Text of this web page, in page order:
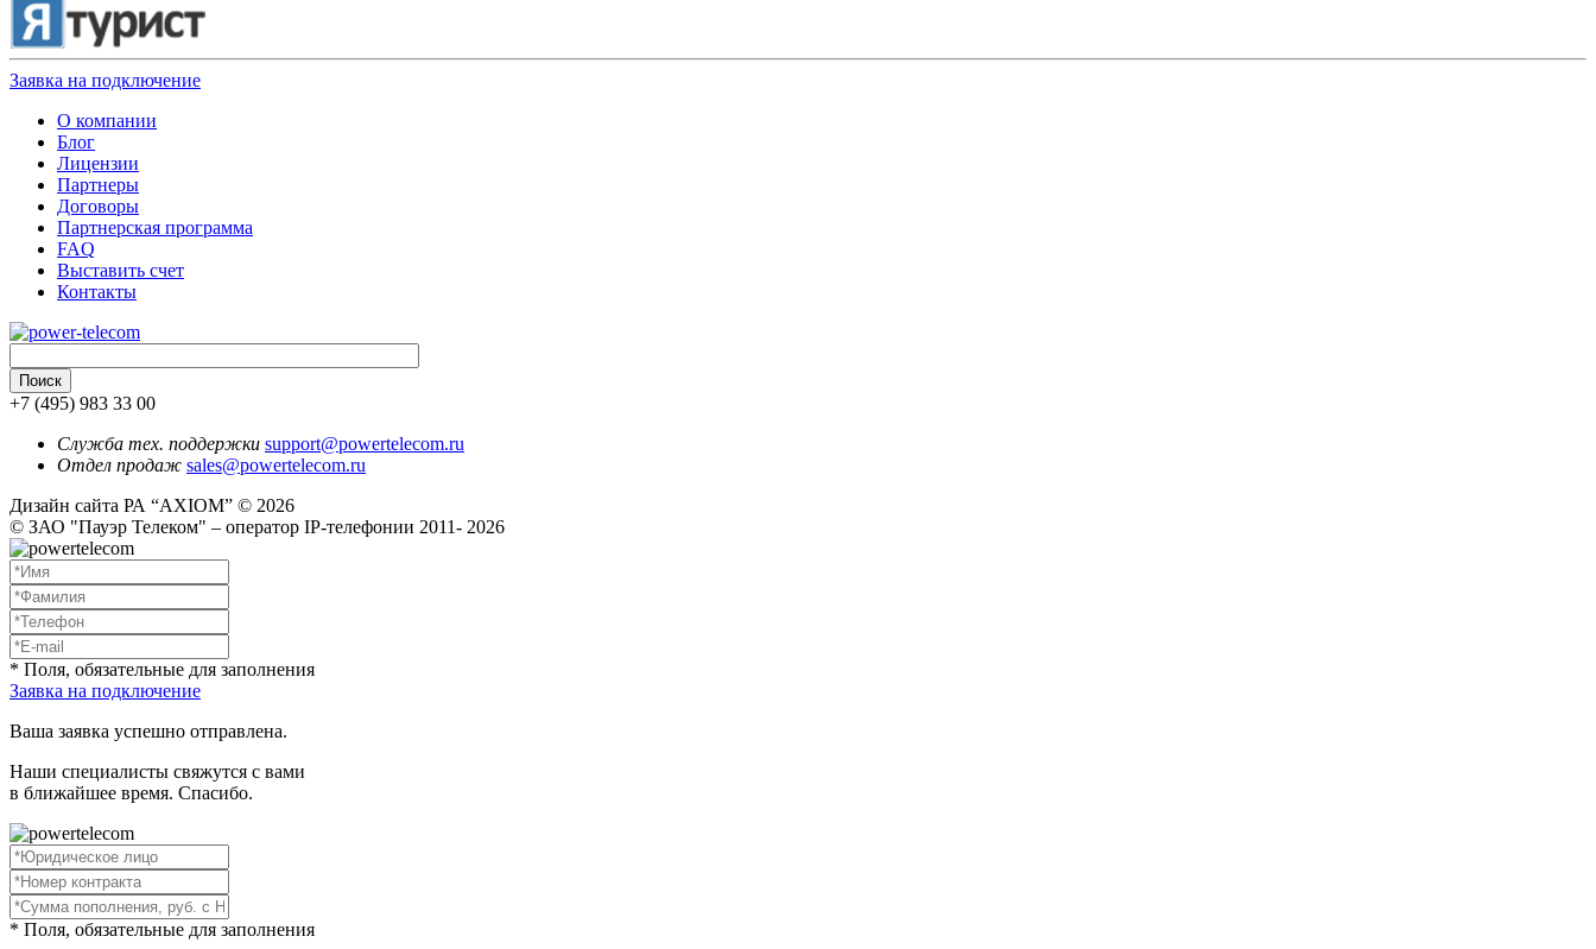
Заявка на подключение
О компании
Блог
Лицензии
Партнеры
Договоры
Партнерская программа
FAQ
Выставить счет
Контакты
+7 (495) 983 33 00
Служба тех. поддержки support@powertelecom.ru
Отдел продаж sales@powertelecom.ru
Дизайн сайта РА “AXIOM” © 2026
© ЗАО "Пауэр Телеком" – оператор IP-телефонии 2011- 2026
* Поля, обязательные для заполнения
Заявка на подключение
Ваша заявка успешно отправлена.
Наши специалисты свяжутся с вами
в ближайшее время. Спасибо.
* Поля, обязательные для заполнения